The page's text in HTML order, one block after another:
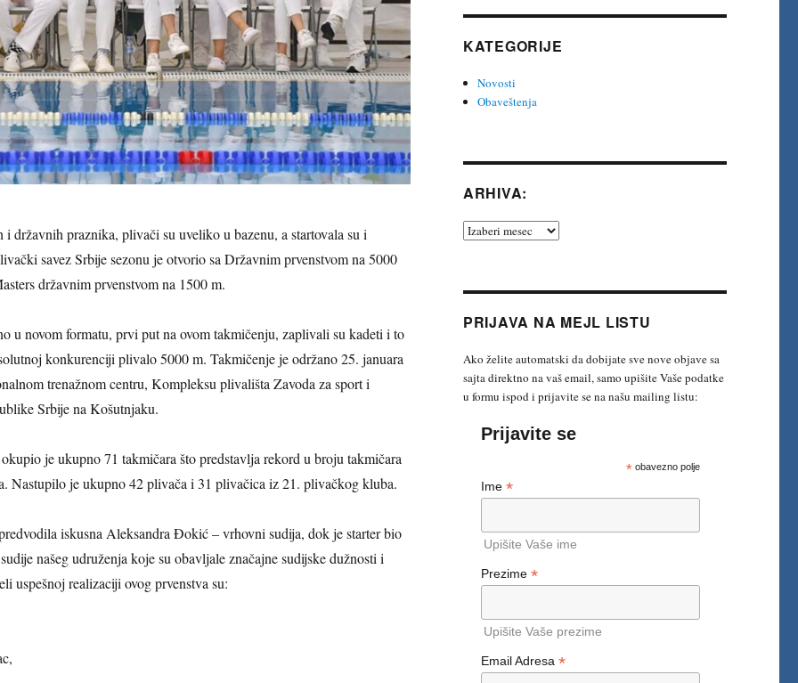
državnih praznika, plivači su uveliko u bazenu, a startovala su i
savez Srbije sezonu je otvorio sa Državnim prvenstvom na 5000
državnim prvenstvom na 1500 m.
u novom formatu, prvi put na ovom takmičenju, zaplivali su kadeti i to
konkurenciji plivalo 5000 m. Takmičenje je održano 25. januara
trenažnom centru, Kompleksu plivališta Zavoda za sport i
Srbije na Košutnjaku.
je ukupno 71 takmičara što predstavlja rekord u broju takmičara
Nastupilo je ukupno 42 plivača i 31 plivačica iz 21. plivačkog kluba.
iskusna Aleksandra Đokić – vrhovni sudija, dok je starter bio
našeg udruženja koje su obavljale značajne sudijske dužnosti i
uspešnoj realizaciji ovog prvenstva su:
KATEGORIJE
Novosti
Obaveštenja
ARHIVA:
Arhiva:
PRIJAVA NA MEJL LISTU
Ako želite automatski da dobijate sve nove objave sa
sajta direktno na vaš email, samo upišite Vaše podatke
u formu ispod i prijavite se na našu mailing listu:
Prijavite se
*obavezno polje
Ime *
Upišite Vaše ime
Prezime *
Upišite Vaše prezime
Email Adresa *